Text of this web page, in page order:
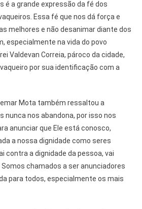
é a grande expressão da fé dos
Essa fé que nos dá força e
melhores e não desanimar diante dos
especialmente na vida do povo
Valdevan Correia, pároco da cidade,
por sua identificação com a
Mota também ressaltou a
nunca nos abandona, por isso nos
anunciar que Ele está conosco,
a nossa dignidade como seres
contra a dignidade da pessoa, vai
chamados a ser anunciadores
para todos, especialmente os mais